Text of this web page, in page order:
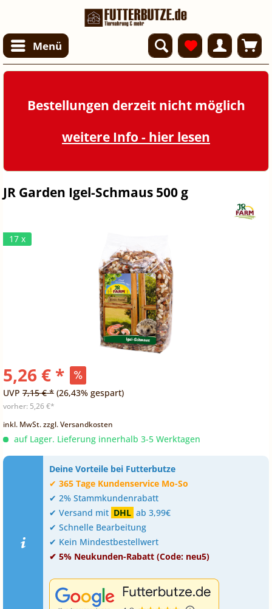
Menü
Bestellungen derzeit nicht möglich
weitere Info - hier lesen
JR Garden Igel-Schmaus 500 g
17 x
5,26 € *
UVP 7,15 € * (26,43% gespart)
vorher: 5,26 €*
inkl. MwSt.zzgl. Versandkosten
auf Lager. Lieferung innerhalb 3-5 Werktagen
Deine Vorteile bei Futterbutze
✔ 365 Tage Kundenservice Mo-So
✔ 2% Stammkundenrabatt
✔ Versand mit DHL ab 3,99€
✔ Schnelle Bearbeitung
✔ Kein Mindestbestellwert
✔ 5% Neukunden-Rabatt (Code: neu5)